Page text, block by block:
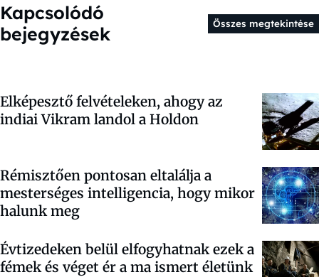
Kapcsolódó
bejegyzések
Összes megtekintése
Elképesztő felvételeken, ahogy az
indiai Vikram landol a Holdon
Rémisztően pontosan eltalálja a
mesterséges intelligencia, hogy mikor
halunk meg
Évtizedeken belül elfogyhatnak ezek a
fémek és véget ér a ma ismert életünk